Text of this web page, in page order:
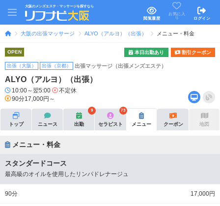
大阪のメンズエステ・マッサージを探すなら
閲覧履歴
お気に入
り
ログイン
大阪の出張マッサージ ALYO（アルヨ）（出張） メニュー・料金
OPEN 本日出勤あり 割引クーポン
出張（大阪） 出張（京都） 出張マッサージ（出張メンズエステ）
ALYO（アルヨ）（出張）
10:00～翌5:00
不定休
90分17,000円～
トップ ニュース 出勤
9
セラピスト
73
メニュー クーポン 地図
メニュー・料金
スタンダードコース
最高級のオイルを使用したリンパドレナージュ
90分 17,000円